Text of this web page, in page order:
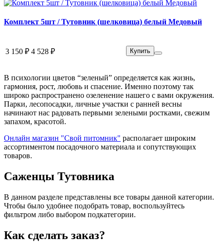
Комплект 5шт / Тутовник (шелковица) белый Медовый
3 150 ₽ 4 528 ₽ Купить
В психологии цветов “зеленый” определяется как жизнь,
гармония, рост, любовь и спасение. Именно поэтому так
широко распространено озеленение нашего с вами окружения.
Парки, лесопосадки, личные участки с ранней весны
начинают нас радовать первыми зелеными ростками, свежим
запахом, красотой.
Онлайн магазин "Свой питомник" располагает широким
ассортиментом посадочного материала и сопутствующих
товаров.
Саженцы Тутовника
В данном разделе представлены все товары данной категории.
Чтобы было удобнее подобрать товар, воспользуйтесь
фильтром либо выбором подкатегории.
Как сделать заказ?